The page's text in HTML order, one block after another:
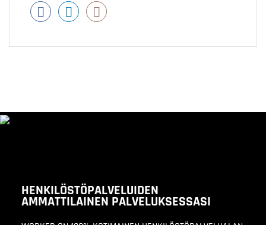
HENKILÖSTÖPALVELUIDEN
AMMATTILAINEN PALVELUKSESSASI